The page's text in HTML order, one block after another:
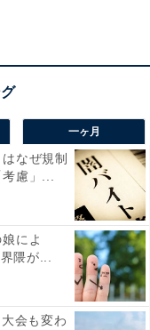
用するべき？
一ヶ月
なぜ規制
慮」...
によ
隈が...
会も変わ